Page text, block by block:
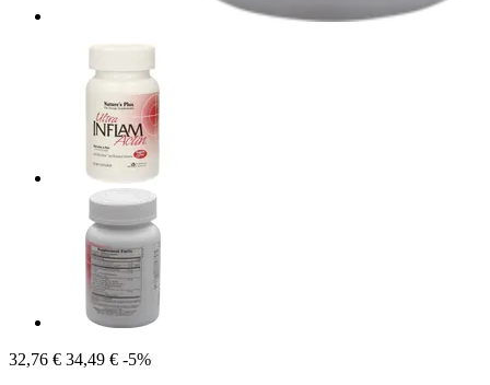
32,76 € 34,49 € -5%